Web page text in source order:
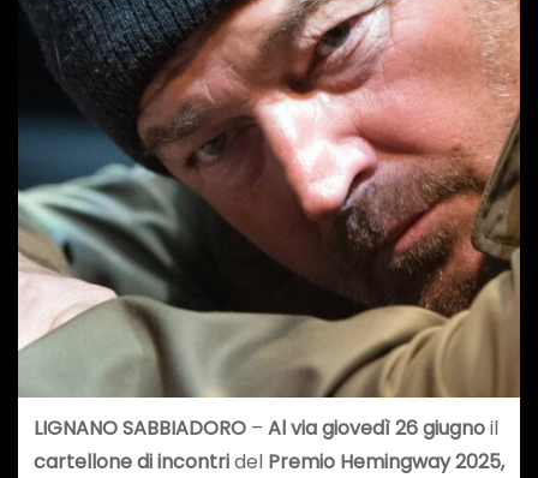
LIGNANO SABBIADORO– Al via giovedì 26 giugnoil
cartellone di incontridel Premio Hemingway 2025,